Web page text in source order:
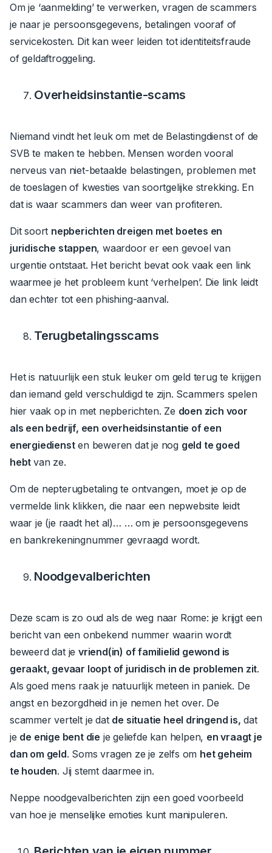
Om je ‘aanmelding’ te verwerken, vragen de scammers
je naar je persoonsgegevens, betalingen vooraf of
servicekosten. Dit kan weer leiden tot identiteitsfraude
of geldaftroggeling.
Overheidsinstantie-scams
Niemand vindt het leuk om met de Belastingdienst of de
SVB te maken te hebben. Mensen worden vooral
nerveus van niet-betaalde belastingen, problemen met
de toeslagen of kwesties van soortgelijke strekking. En
dat is waar scammers dan weer van profiteren.
Dit soort nepberichten dreigen met boetes en
juridische stappen, waardoor er een gevoel van
urgentie ontstaat. Het bericht bevat ook vaak een link
waarmee je het probleem kunt ‘verhelpen’. Die link leidt
dan echter tot een phishing-aanval.
Terugbetalingsscams
Het is natuurlijk een stuk leuker om geld terug te krijgen
dan iemand geld verschuldigd te zijn. Scammers spelen
hier vaak op in met nepberichten. Ze doen zich voor
als een bedrijf, een overheidsinstantie of een
energiediensten beweren dat je nog geld te goed
hebt van ze.
Om de nepterugbetaling te ontvangen, moet je op de
vermelde link klikken, die naar een nepwebsite leidt
waar je (je raadt het al)… … om je persoonsgegevens
en bankrekeningnummer gevraagd wordt.
Noodgevalberichten
Deze scam is zo oud als de weg naar Rome: je krijgt een
bericht van een onbekend nummer waarin wordt
beweerd dat jevriend(in) of familielid gewond is
geraakt, gevaar loopt of juridisch in de problemen zit.
Als goed mens raak je natuurlijk meteen in paniek. De
angst en bezorgdheid in je nemen het over. De
scammer vertelt je dat de situatie heel dringend is, dat
je de enige bent die je geliefde kan helpen, en vraagt je
dan om geld. Soms vragen ze je zelfs om het geheim
te houden. Jij stemt daarmee in.
Neppe noodgevalberichten zijn een goed voorbeeld
van hoe je menselijke emoties kunt manipuleren.